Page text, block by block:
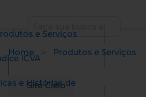
Site Cielo
e Serviços
ICVA
e Histórias de
Home Produtos e Serviços